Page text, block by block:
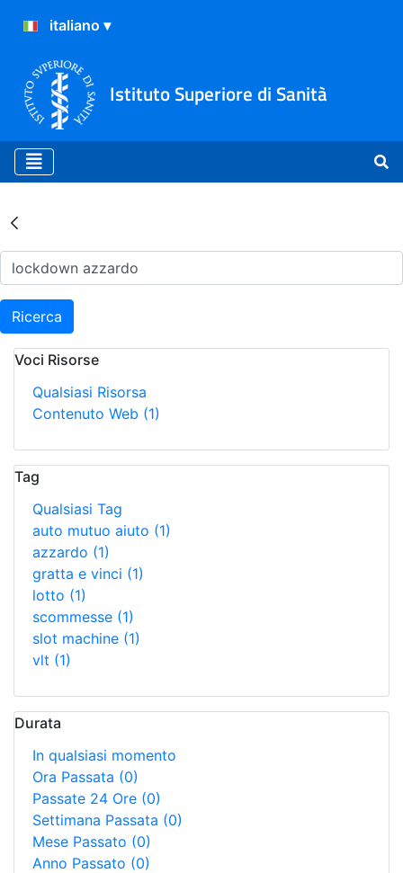
Istituto Superiore di Sanità
Risultati della Ricerca -
Ricerca
Voci Risorse
Qualsiasi Risorsa
Contenuto Web (1)
Tag
Qualsiasi Tag
auto mutuo aiuto (1)
azzardo (1)
gratta e vinci (1)
lotto (1)
scommesse (1)
slot machine (1)
vlt (1)
Durata
In qualsiasi momento
Ora Passata (0)
Passate 24 Ore (0)
Settimana Passata (0)
Mese Passato (0)
Anno Passato (0)